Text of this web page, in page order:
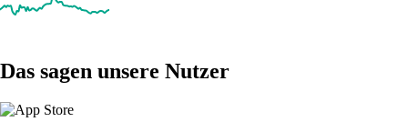
Das sagen unsere Nutzer